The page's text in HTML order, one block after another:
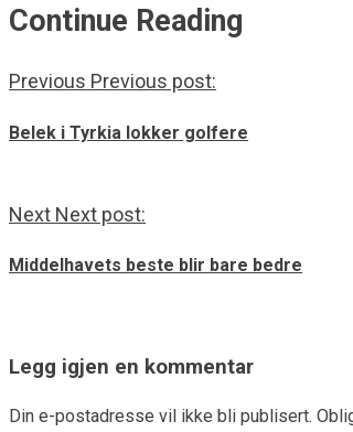
Continue Reading
Previous Previous post:
Belek i Tyrkia lokker golfere
Next Next post:
Middelhavets beste blir bare bedre
Legg igjen en kommentar
Din e-postadresse vil ikke bli publisert.